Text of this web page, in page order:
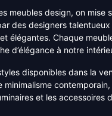
meubles design, on mise
des designers
élégantes. Chaque
d’élégance à notre
disponibles dans la
minimalisme
et les